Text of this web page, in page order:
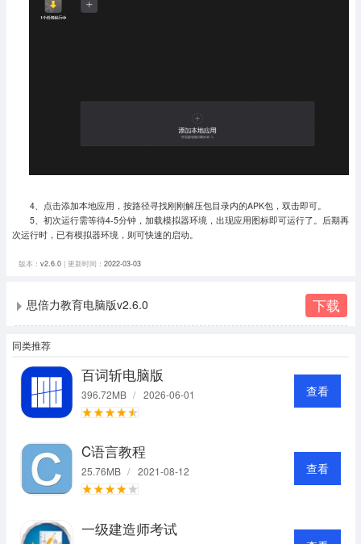
4、点击添加本地应用，按路径寻找刚刚解压包目录内的APK包，双击即可。
5、初次运行需等待4-5分钟，加载模拟器环境，出现应用图标即可运行了。 后期再
次运行时，已有模拟器环境，则可快速的启动。
版本： v2.6.0| 更新时间： 2022-03-03
思倍力教育电脑版v2.6.0 下载
同类推荐
百词斩电脑版
396.72MB / 2026-06-01 查看
C语言教程
25.76MB / 2021-08-12 查看
一级建造师考试